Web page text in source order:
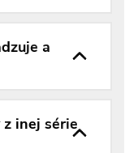
a
inej série